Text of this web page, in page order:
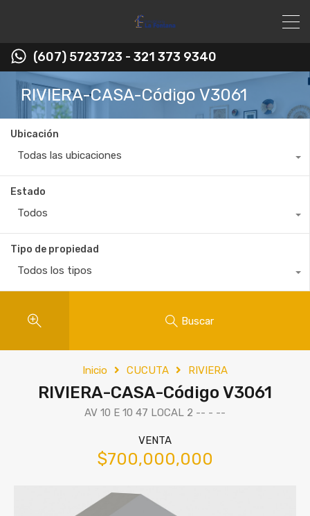
(607) 5723723 - 321 373 9340
RIVIERA-CASA-Código V3061
Ubicación
Todas las ubicaciones
Estado
Todos
Tipo de propiedad
Todos los tipos
Buscar
Inicio CUCUTA RIVIERA
RIVIERA-CASA-Código V3061
AV 10 E 10 47 LOCAL 2 -- - --
VENTA
$700,000,000